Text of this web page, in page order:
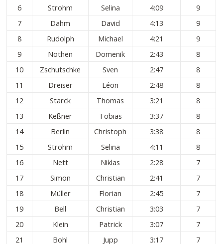
6
Strohm Selina 4:09
9
7
Dahm David 4:13
9
8
Rudolph Michael 4:21
9
9
Nöthen Domenik 2:43
8
10
Zschutschke Sven 2:47
8
11
Dreiser Léon 2:48
8
12
Starck Thomas 3:21
8
13
Keßner Tobias 3:37
8
14
Berlin Christoph 3:38
8
15
Strohm Selina 4:11
8
16
Nett Niklas 2:28
7
17
Simon Christian 2:41
7
18
Müller Florian 2:45
7
19
Bell Christian 3:03
7
20
Klein Patrick 3:07
7
21
Bohl Jupp 3:17
7